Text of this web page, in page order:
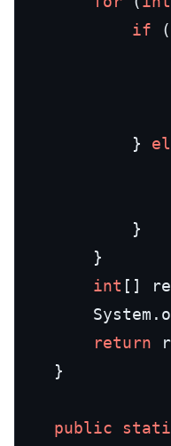
if
			}
int []
return
public